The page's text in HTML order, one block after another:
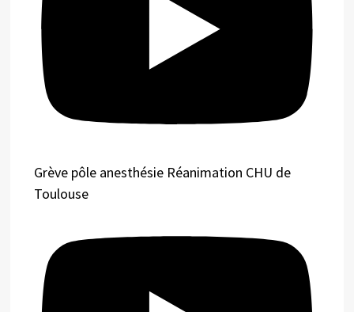
Grève pôle anesthésie Réanimation CHU de
Toulouse